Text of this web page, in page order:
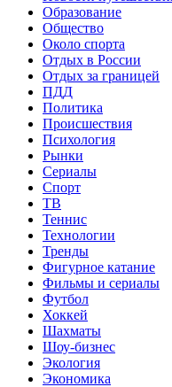
Образование
Общество
Около спорта
Отдых в России
Отдых за границей
ПДД
Политика
Происшествия
Психология
Рынки
Сериалы
Спорт
ТВ
Теннис
Технологии
Тренды
Фигурное катание
Фильмы и сериалы
Футбол
Хоккей
Шахматы
Шоу-бизнес
Экология
Экономика